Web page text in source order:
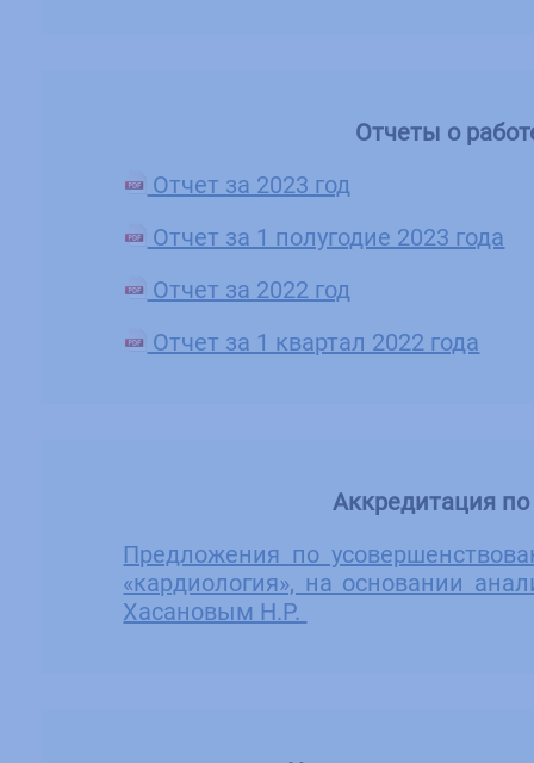
Отчеты о
Отчет за 2023 год
Отчет за 1 полугодие 2023 года
Отчет за 2022 год
Отчет за 1 квартал 2022 года
Аккредитация
Предложения по
«кардиология», на основании
Хасановым Н.Р.